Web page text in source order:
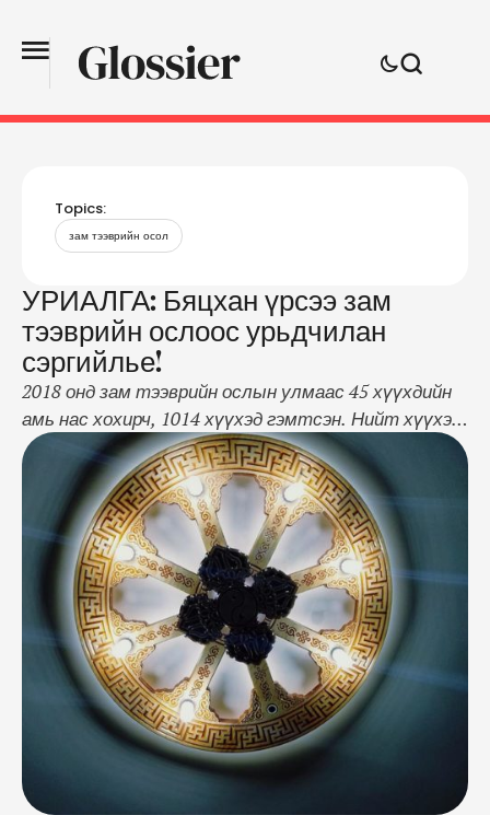
Topics:
зам тээврийн осол
УРИАЛГА: Бяцхан үрсээ зам
тээврийн ослоос урьдчилан
сэргийлье!
2018 онд зам тээврийн ослын улмаас 45 хүүхдийн
амь нас хохирч, 1014 хүүхэд гэмтсэн. Нийт хүүхэд
өртсөн ослын 61,5 хувь явган зорчигч хэлбэрээр,
38,5 хувь зорчигч хэлбэрээр хөдөлгөөнд оролцсон
байна. Явган зорчигч хэлбэрээр хөдөлгөөнд
оролцсон хүүхдүүдийн 80 хувь нь харгалзахгүй
хүнгүй ганцаараа замын хөдөлгөөнд оролцож
байсан бол зорчигч хэлбэрээр оролцсон
хүүхдүүдийн 92 хувь буруу тээвэрлэснээс …